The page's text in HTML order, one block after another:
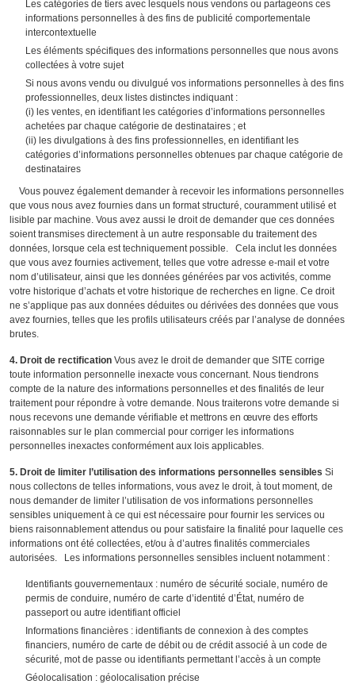
Les catégories de tiers avec lesquels nous vendons ou partageons ces
informations personnelles à des fins de publicité comportementale
intercontextuelle
Les éléments spécifiques des informations personnelles que nous avons
collectées à votre sujet
Si nous avons vendu ou divulgué vos informations personnelles à des fins
professionnelles, deux listes distinctes indiquant :
(i) les ventes, en identifiant les catégories d’informations personnelles
achetées par chaque catégorie de destinataires ; et
(ii) les divulgations à des fins professionnelles, en identifiant les
catégories d’informations personnelles obtenues par chaque catégorie de
destinataires
Vous pouvez également demander à recevoir les informations personnelles
que vous nous avez fournies dans un format structuré, couramment utilisé et
lisible par machine. Vous avez aussi le droit de demander que ces données
soient transmises directement à un autre responsable du traitement des
données, lorsque cela est techniquement possible. Cela inclut les données
que vous avez fournies activement, telles que votre adresse e-mail et votre
nom d’utilisateur, ainsi que les données générées par vos activités, comme
votre historique d’achats et votre historique de recherches en ligne. Ce droit
ne s’applique pas aux données déduites ou dérivées des données que vous
avez fournies, telles que les profils utilisateurs créés par l’analyse de données
brutes.
4. Droit de rectification Vous avez le droit de demander que SITE corrige
toute information personnelle inexacte vous concernant. Nous tiendrons
compte de la nature des informations personnelles et des finalités de leur
traitement pour répondre à votre demande. Nous traiterons votre demande si
nous recevons une demande vérifiable et mettrons en œuvre des efforts
raisonnables sur le plan commercial pour corriger les informations
personnelles inexactes conformément aux lois applicables.
5. Droit de limiter l’utilisation des informations personnelles sensibles Si
nous collectons de telles informations, vous avez le droit, à tout moment, de
nous demander de limiter l’utilisation de vos informations personnelles
sensibles uniquement à ce qui est nécessaire pour fournir les services ou
biens raisonnablement attendus ou pour satisfaire la finalité pour laquelle ces
informations ont été collectées, et/ou à d’autres finalités commerciales
autorisées. Les informations personnelles sensibles incluent notamment :
Identifiants gouvernementaux : numéro de sécurité sociale, numéro de
permis de conduire, numéro de carte d’identité d’État, numéro de
passeport ou autre identifiant officiel
Informations financières : identifiants de connexion à des comptes
financiers, numéro de carte de débit ou de crédit associé à un code de
sécurité, mot de passe ou identifiants permettant l’accès à un compte
Géolocalisation : géolocalisation précise